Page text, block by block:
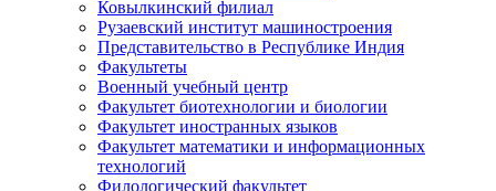
Ковылкинский филиал
Рузаевский институт машиностроения
Представительство в Республике Индия
Факультеты
Военный учебный центр
Факультет биотехнологии и биологии
Факультет иностранных языков
Факультет математики и информационных
технологий
Филологический факультет